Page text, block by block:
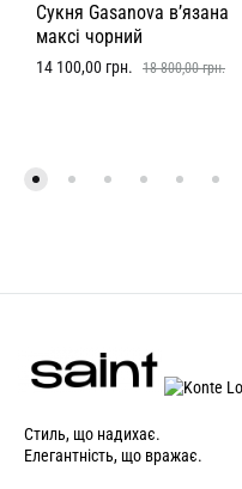
Сукня Gasanova в’язана
максі чорний
14 100,00 грн. 18 800,00грн.
Стиль, що надихає.
Елегантність, що вражає.